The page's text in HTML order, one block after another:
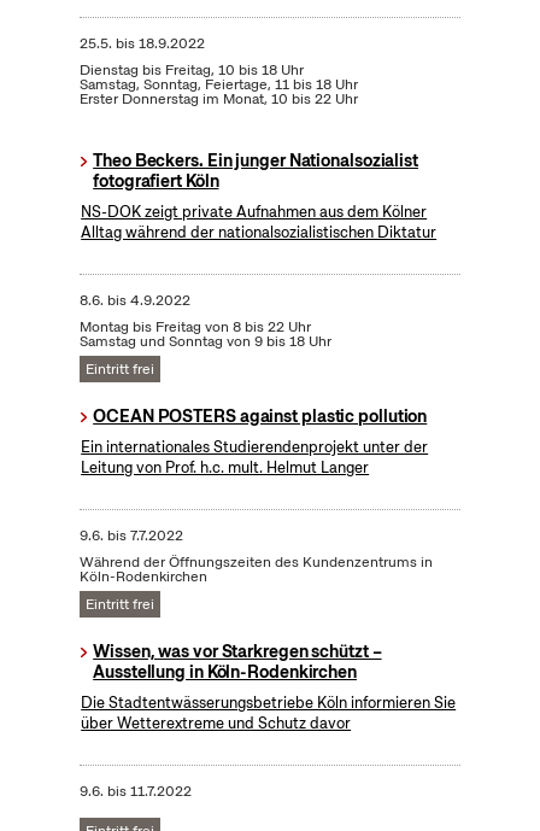
25.5. bis18.9.2022
Dienstag bis Freitag, 10 bis 18 Uhr
Samstag, Sonntag, Feiertage, 11 bis 18 Uhr
Erster Donnerstag im Monat, 10 bis 22 Uhr
Theo Beckers. Ein junger Nationalsozialist
fotografiert Köln
NS-DOK zeigt private Aufnahmen aus dem Kölner
Alltag während der nationalsozialistischen Diktatur
8.6. bis4.9.2022
Montag bis Freitag von 8 bis 22 Uhr
Samstag und Sonntag von 9 bis 18 Uhr
Eintritt frei
OCEAN POSTERS against plastic pollution
Ein internationales Studierendenprojekt unter der
Leitung von Prof. h.c. mult. Helmut Langer
9.6. bis7.7.2022
Während der Öffnungszeiten des Kundenzentrums in
Köln-Rodenkirchen
Eintritt frei
Wissen, was vor Starkregen schützt –
Ausstellung in Köln-Rodenkirchen
Die Stadtentwässerungsbetriebe Köln informieren Sie
über Wetterextreme und Schutz davor
9.6. bis11.7.2022